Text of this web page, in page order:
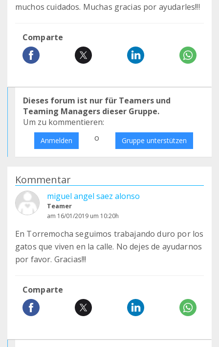
muchos cuidados. Muchas gracias por ayudarles!!!
Comparte
Dieses forum ist nur für Teamers und
Teaming Managers dieser Gruppe.
Um zu kommentieren:
Anmelden o Gruppe unterstützen
Kommentar
miguel angel saez alonso
Teamer
am 16/01/2019 um 10:20h
En Torremocha seguimos trabajando duro por los
gatos que viven en la calle. No dejes de ayudarnos
por favor. Gracias!!!
Comparte